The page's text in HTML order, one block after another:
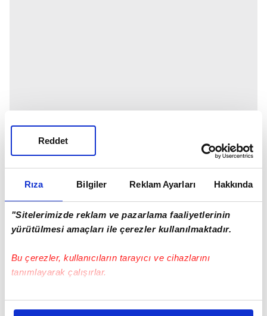
Rıza Bilgiler Reklam Ayarları Hakkında
"Sitelerimizde reklam ve pazarlama faaliyetlerinin
yürütülmesi amaçları ile çerezler kullanılmaktadır.
Bu çerezler, kullanıcıların tarayıcı ve cihazlarını
tanımlayarak çalışırlar.
Bu çerezlere izin vermeniz halinde sizlere özel
Reddet